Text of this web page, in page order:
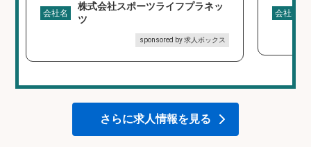
会社名
株式会社スポーツライフプラネッ
ツ
sponsored by 求人ボックス
会社名
さらに求人情報を見る